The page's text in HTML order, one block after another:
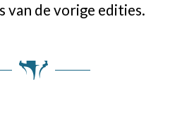
van de vorige edities.